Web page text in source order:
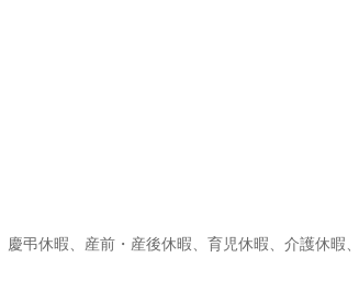
弔休暇、産前・産後休暇、育児休暇、介護休暇